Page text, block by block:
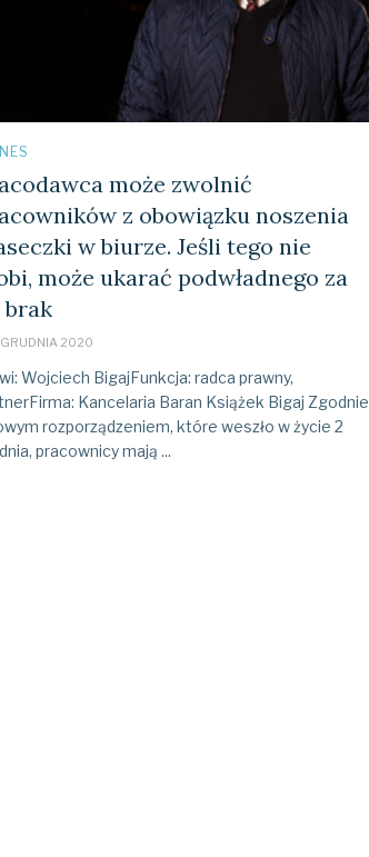
może zwolnić
z obowiązku noszenia
w biurze. Jeśli tego nie
może ukarać podwładnego za
brak
2020
Wojciech BigajFunkcja: radca prawny,
Kancelaria Baran Książek Bigaj Zgodnie
rozporządzeniem, które weszło w życie 2
pracownicy mają ...